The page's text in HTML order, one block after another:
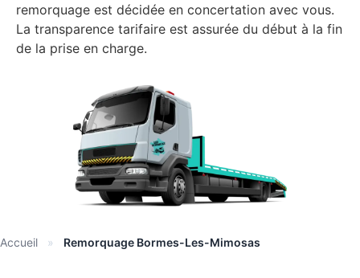
remorquage est décidée en concertation avec vous.
La transparence tarifaire est assurée du début à la fin
de la prise en charge.
Accueil » Remorquage Bormes-Les-Mimosas